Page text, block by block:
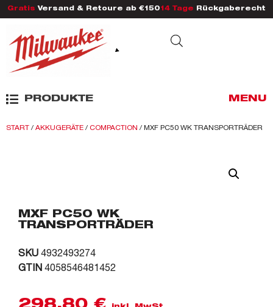
Gratis Versand & Retoure ab €150 14 Tage Rückgaberecht
PRODUKTE MENU
START / AKKUGERÄTE / COMPACTION / MXF PC50 WK TRANSPORTRÄDER
MXF PC50 WK
TRANSPORTRÄDER
SKU 4932493274
GTIN 4058546481452